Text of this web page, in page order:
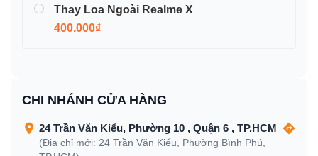
Thay Loa Ngoài Realme X
400.000₫
CHI NHÁNH CỬA HÀNG
24 Trần Văn Kiểu, Phường 10 , Quận 6 , TP.HCM
(Địa chỉ mới: 24 Trần Văn Kiểu, Phường Bình Phú,